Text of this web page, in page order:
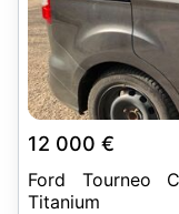
12 000 €
Ford Tourneo
Titanium